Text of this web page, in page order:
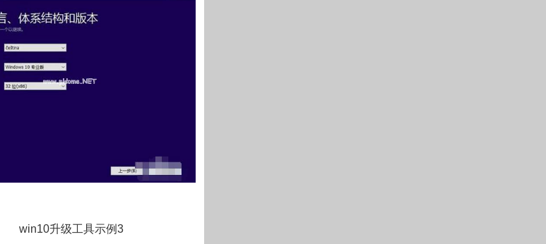
win10升级工具示例3